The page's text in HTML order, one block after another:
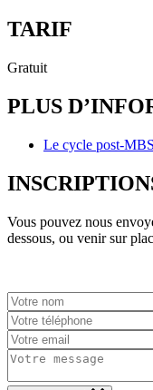
TARIF
Gratuit
PLUS
Le cycle post-
Vous pouvez nous
dessous, ou venir sur